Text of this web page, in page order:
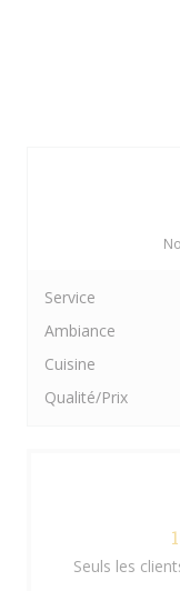
Service
Ambiance
Cuisine
Qualité/Prix
Seuls les